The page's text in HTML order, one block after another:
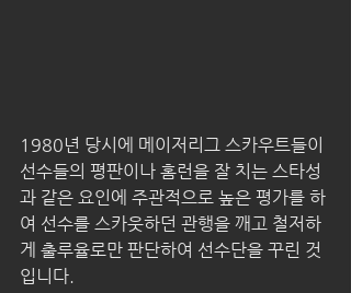
1980년 당시에 메이저리그 스카우트들이
선수들의 평판이나 홈런을 잘 치는 스타성
과 같은 요인에 주관적으로 높은 평가를 하
여 선수를 스카웃하던 관행을 깨고 철저하
게 출루율로만 판단하여 선수단을 꾸린 것
입니다.